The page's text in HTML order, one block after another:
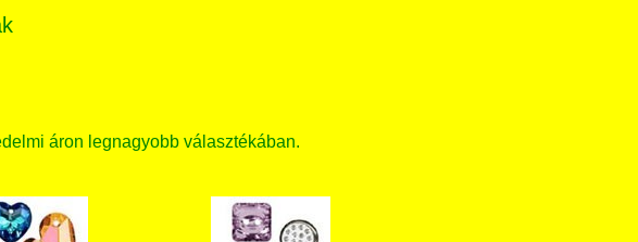
áron legnagyobb választékában.